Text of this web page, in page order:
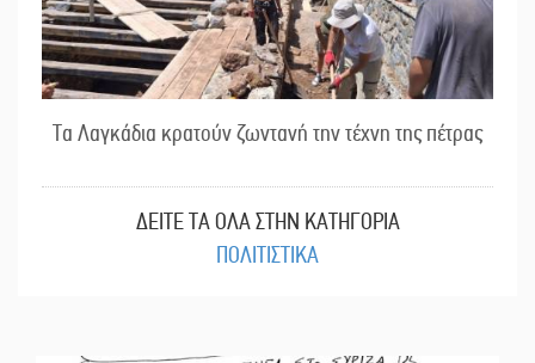
Τα Λαγκάδια κρατούν ζωντανή την τέχνη της πέτρας
ΔΕΙΤΕ ΤΑ ΟΛΑ ΣΤΗΝ ΚΑΤΗΓΟΡΙΑ
ΠΟΛΙΤΙΣΤΙΚΑ